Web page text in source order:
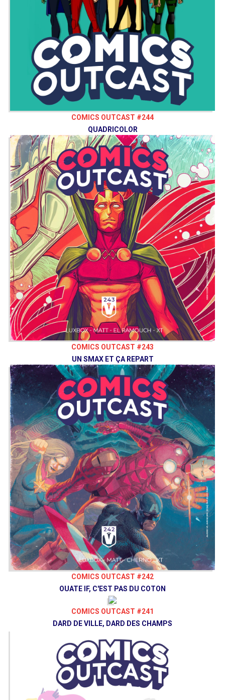
COMICS OUTCAST #244
QUADRICOLOR
COMICS OUTCAST #243
UN SMAX ET ÇA REPART
COMICS OUTCAST #242
OUATE IF, C'EST PAS DU COTON
COMICS OUTCAST #241
DARD DE VILLE, DARD DES CHAMPS